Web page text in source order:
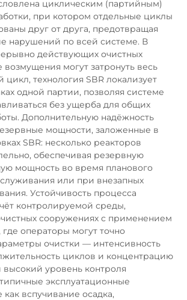
циклическим (партийным)
при котором отдельные циклы
друг от друга, предотвращая
нарушений по всей системе. В
действующих очистных
могут затронуть весь
цикл, технология SBR локализует
одной партии, позволяя системе
без ущерба для общих
Дополнительную надёжность
мощности, заложенные в
SBR: несколько реакторов
обеспечивая резервную
мощность во время планового
или при внезапных
Устойчивость процесса
контролируемой среды,
сооружениях с применением
где операторы могут точно
очистки — интенсивность
циклов и концентрацию
высокий уровень контроля
эксплуатационные
вспучивание осадка,